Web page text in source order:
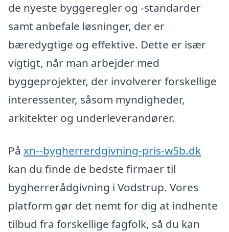
de nyeste byggeregler og -standarder
samt anbefale løsninger, der er
bæredygtige og effektive. Dette er især
vigtigt, når man arbejder med
byggeprojekter, der involverer forskellige
interessenter, såsom myndigheder,
arkitekter og underleverandører.
På xn--bygherrerdgivning-pris-w5b.dk
kan du finde de bedste firmaer til
bygherrerådgivning i Vodstrup. Vores
platform gør det nemt for dig at indhente
tilbud fra forskellige fagfolk, så du kan